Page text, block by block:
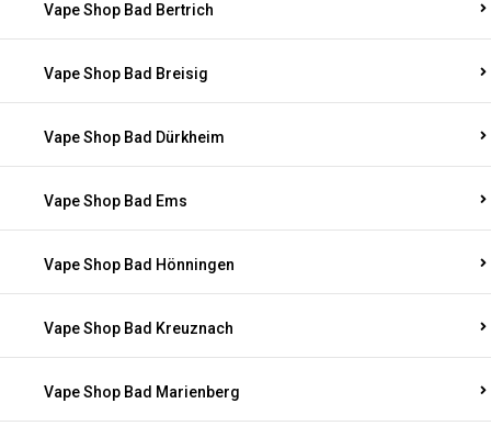
Vape Shop Bad Bertrich
Vape Shop Bad Breisig
Vape Shop Bad Dürkheim
Vape Shop Bad Ems
Vape Shop Bad Hönningen
Vape Shop Bad Kreuznach
Vape Shop Bad Marienberg